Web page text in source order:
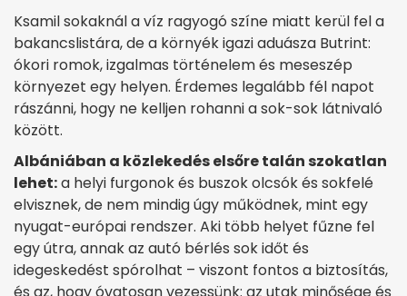
Ksamil sokaknál a víz ragyogó színe miatt kerül fel a
bakancslistára, de a környék igazi aduásza Butrint:
ókori romok, izgalmas történelem és meseszép
környezet egy helyen. Érdemes legalább fél napot
rászánni, hogy ne kelljen rohanni a sok-sok látnivaló
között.
Albániában a közlekedés elsőre talán szokatlan
lehet:a helyi furgonok és buszok olcsók és sokfelé
elvisznek, de nem mindig úgy működnek, mint egy
nyugat-európai rendszer. Aki több helyet fűzne fel
egy útra, annak az autó bérlés sok időt és
idegeskedést spórolhat – viszont fontos a biztosítás,
és az, hogy óvatosan vezessünk: az utak minősége és